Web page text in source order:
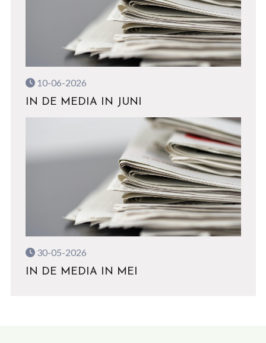
10-06-2026
IN DE MEDIA IN JUNI
30-05-2026
IN DE MEDIA IN MEI